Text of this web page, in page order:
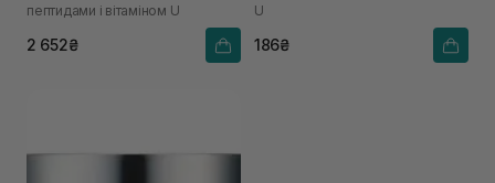
пептидами і вітаміном U
2 652₴
U
186₴